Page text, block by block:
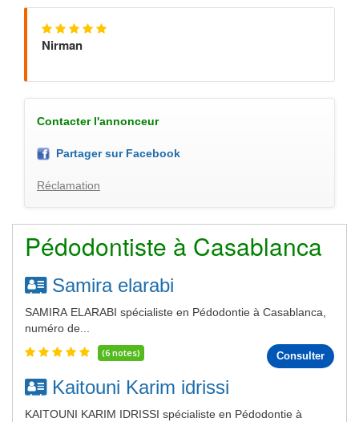
Nirman
Contacter l'annonceur
Partager sur Facebook
Réclamation
Pédodontiste à Casablanca
Samira elarabi
SAMIRA ELARABI spécialiste en Pédodontie à Casablanca,
numéro de...
(6 notes) Consulter
Kaitouni Karim idrissi
KAITOUNI KARIM IDRISSI spécialiste en Pédodontie à